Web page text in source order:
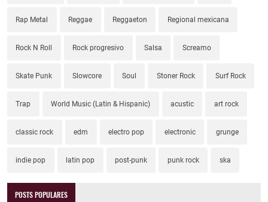
Rap Metal Reggae Reggaeton Regional mexicana
Rock N Roll Rock progresivo Salsa Screamo
Skate Punk Slowcore Soul Stoner Rock Surf Rock
Trap World Music (Latin & Hispanic) acustic art rock
classic rock edm electro pop electronic grunge
indie pop latin pop post-punk punk rock ska
POSTS POPULARES